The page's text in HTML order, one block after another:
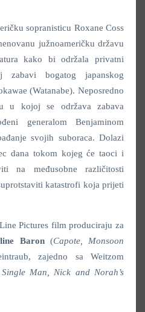
sopranisticu Roxane Coss
južnoameričku državu
kako bi održala privatni
zabavi bogatog japanskog
(Watanabe). Neposredno
u kojoj se održava zabava
generalom Benjaminom
svojih suboraca. Dolazi
dana tokom kojeg će taoci i
na međusobne različitosti
katastrofi koja prijeti
Pictures film produciraju za
Baron(Capote, Monsoon
zajedno sa Weitzom
Man, Nick and Norah’s